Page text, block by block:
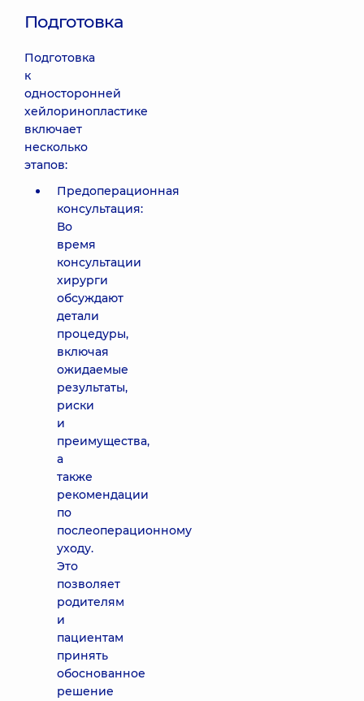
Подготовка
Подготовка
к
односторонней
хейлоринопластике
включает
несколько
этапов:
Предоперационная
консультация:
Во
время
консультации
хирурги
обсуждают
детали
процедуры,
включая
ожидаемые
результаты,
риски
и
преимущества,
а
также
рекомендации
по
послеоперационному
уходу.
Это
позволяет
родителям
и
пациентам
принять
обоснованное
решение